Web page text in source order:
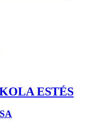
ESTÉS